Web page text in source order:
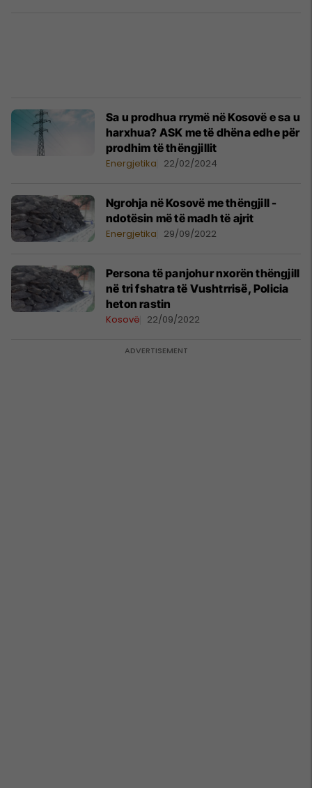
Sa u prodhua rrymë në Kosovë e sa u
harxhua? ASK me të dhëna edhe për
prodhim të thëngjillit
Energjetika 22/02/2024
Ngrohja në Kosovë me thëngjill -
ndotësin më të madh të ajrit
Energjetika 29/09/2022
Persona të panjohur nxorën thëngjill
në tri fshatra të Vushtrrisë, Policia
heton rastin
Kosovë 22/09/2022